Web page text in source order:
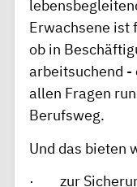
Erwachsene ist
ob in
arbeitsuchend -
allen Fragen
Berufsweg.
Und das bieten
· zur